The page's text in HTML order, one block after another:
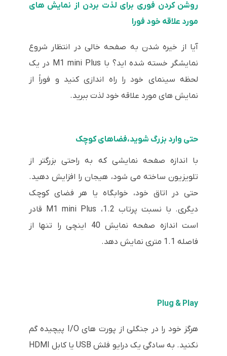
روشن کردن فوری برای لذت بردن از نمایش های
مورد علاقه خود فورا
آیا از خیره شدن به صفحه خالی در انتظار شروع
نمایشگر خسته شده اید؟ با M1 mini Plus در یک
لحظه سینمای خود را راه اندازی کنید و فوراً از
نمایش های مورد علاقه خود لذت ببرید.
حتی وارد بزرگ شوید،فضاهای کوچک
با اندازه صفحه نمایشی که به راحتی بزرگتر از
تلویزیون ساخته می شود، هیجان را افزایش دهید.
حتی در اتاق خود، خوابگاه یا هر فضای کوچک
دیگری. با نسبت پرتاب 1.2، M1 mini Plus قادر
است اندازه صفحه نمایش 40 اینچی را تنها از
فاصله 1.1 متری نمایش دهد.
Plug & Play
هرگز خود را در جنگلی از پورت های I/O پیچیده گم
نکنید. به سادگی یک درایو فلش USB یا کابل HDMI